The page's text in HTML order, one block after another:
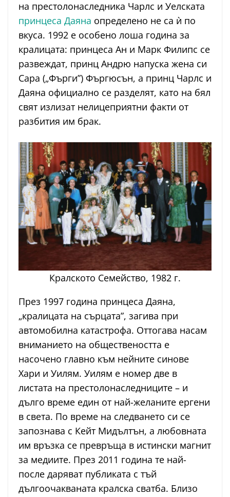
на престолонаследника Чарлс и Уелската
принцеса Даяна определено не са ѝ по
вкуса. 1992 е особено лоша година за
кралицата: принцеса Ан и Марк Филипс се
развеждат, принц Андрю напуска жена си
Сара („Фърги”) Фъргюсън, а принц Чарлс и
Даяна официално се разделят, като на бял
свят излизат нелицеприятни факти от
разбития им брак.
Кралското Семейство, 1982 г.
През 1997 година принцеса Даяна,
„кралицата на сърцата”, загива при
автомобилна катастрофа. Оттогава насам
вниманието на обществеността е
насочено главно към нейните синове
Хари и Уилям. Уилям е номер две в
листата на престолонаследниците – и
дълго време един от най-желаните ергени
в света. По време на следването си се
запознава с Кейт Мидълтън, а любовната
им връзка се превръща в истински магнит
за медиите. През 2011 година те най-
после даряват публиката с тъй
дългоочакваната кралска сватба. Близо